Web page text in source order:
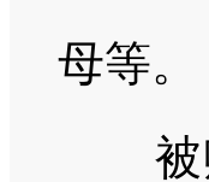
母等。
被赡